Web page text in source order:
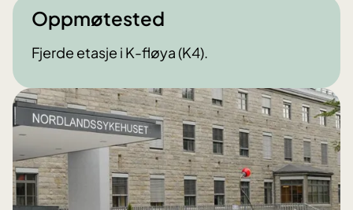
Oppmøtested
Fjerde etasje i K-fløya (K4).